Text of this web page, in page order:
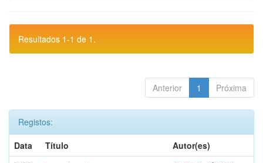
Resultados 1-1 de 1.
Anterior 1 Próxima
Registos:
Data
Título
Autor(es)